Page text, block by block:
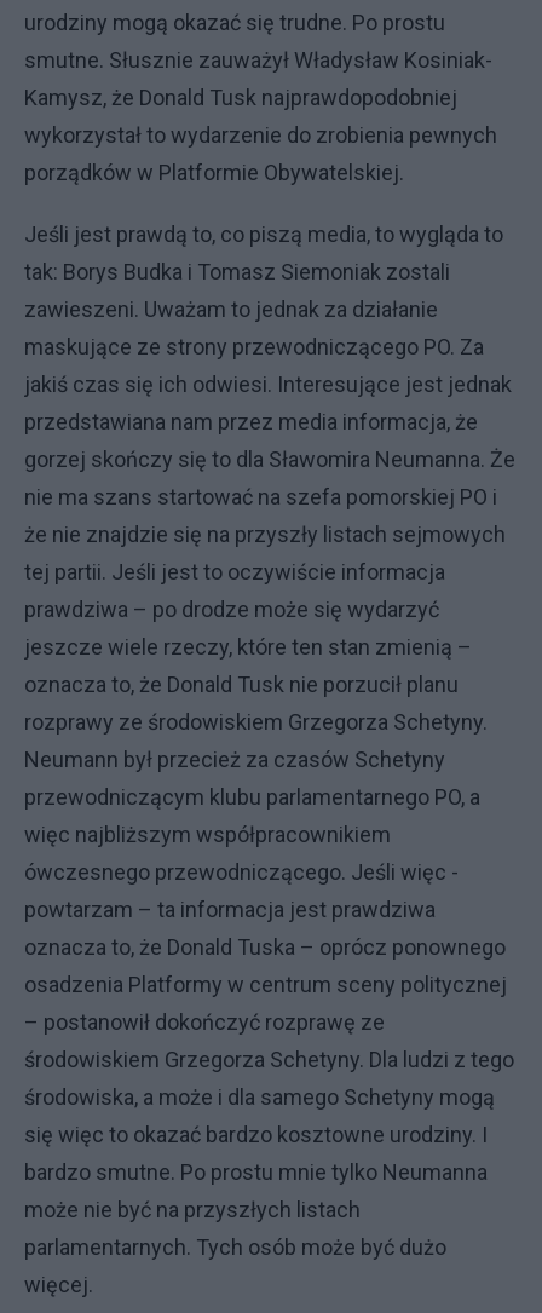
urodziny mogą okazać się trudne. Po prostu
smutne. Słusznie zauważył Władysław Kosiniak-
Kamysz, że Donald Tusk najprawdopodobniej
wykorzystał to wydarzenie do zrobienia pewnych
porządków w Platformie Obywatelskiej.
Jeśli jest prawdą to, co piszą media, to wygląda to
tak: Borys Budka i Tomasz Siemoniak zostali
zawieszeni. Uważam to jednak za działanie
maskujące ze strony przewodniczącego PO. Za
jakiś czas się ich odwiesi. Interesujące jest jednak
przedstawiana nam przez media informacja, że
gorzej skończy się to dla Sławomira Neumanna. Że
nie ma szans startować na szefa pomorskiej PO i
że nie znajdzie się na przyszły listach sejmowych
tej partii. Jeśli jest to oczywiście informacja
prawdziwa – po drodze może się wydarzyć
jeszcze wiele rzeczy, które ten stan zmienią –
oznacza to, że Donald Tusk nie porzucił planu
rozprawy ze środowiskiem Grzegorza Schetyny.
Neumann był przecież za czasów Schetyny
przewodniczącym klubu parlamentarnego PO, a
więc najbliższym współpracownikiem
ówczesnego przewodniczącego. Jeśli więc -
powtarzam – ta informacja jest prawdziwa
oznacza to, że Donald Tuska – oprócz ponownego
osadzenia Platformy w centrum sceny politycznej
– postanowił dokończyć rozprawę ze
środowiskiem Grzegorza Schetyny. Dla ludzi z tego
środowiska, a może i dla samego Schetyny mogą
się więc to okazać bardzo kosztowne urodziny. I
bardzo smutne. Po prostu mnie tylko Neumanna
może nie być na przyszłych listach
parlamentarnych. Tych osób może być dużo
więcej.